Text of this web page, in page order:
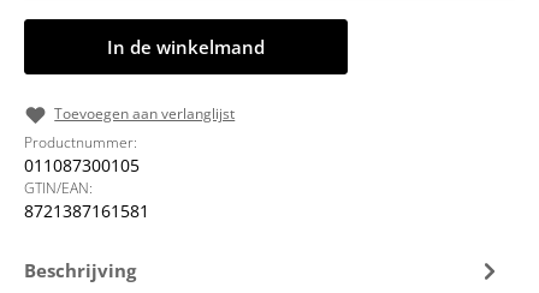
In de winkelmand
Toevoegen aan verlanglijst
Productnummer:
011087300105
GTIN/EAN:
8721387161581
Beschrijving